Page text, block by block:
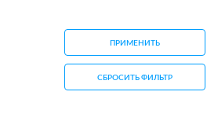
ТОВАРЫ ДЛЯ ПИТОМЦЕВ
ТОВАРЫ ДЛЯ СПОРТА И ОТДЫХА
ПРИМЕНИТЬ
СБРОСИТЬ ФИЛЬТР